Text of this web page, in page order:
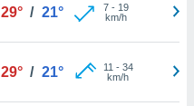
29° / 21° 7- 19
km/h
29° / 21° 11 - 34
km/h